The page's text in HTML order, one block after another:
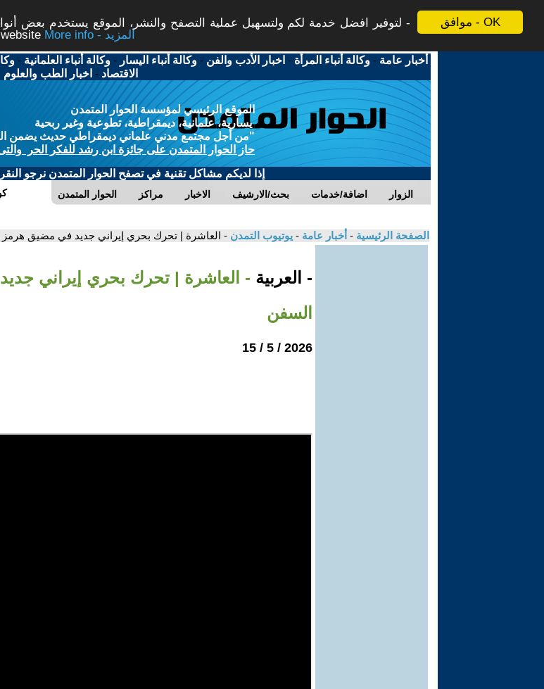
موافق - OK
لتوفير افضل خدمة لكم ولتسهيل عملية التصفح والنشر، الموقع يستخدم بعض
More info - المزيد
أخبار عامة -وكالة أنباء المرأة - اخبار الأدب والفن -وكالة أنباء اليسار -وكالة أنباء العلمانية -
الاقتصاد - اخبار الطب والعلوم
الموقع الرئيسي لمؤسسة الحوار المتمدن
يسارية، علمانية، ديمقراطية، تطوعية وغير ربحية
"من أجل مجتمع مدني علماني ديمقراطي حديث يضمن
حاز الحوار المتمدن على جائزة ابن رشد للفكر الحر والتى
إذا لديكم مشاكل تقنية في تصفح الحوار المتمدن نرجو
الحوار المتمدن مراكز الاخبار بحث/الارشيف اضافة/خدمات الزوار
الصفحة الرئيسية - أخبار عامة - يوتيوب التمدن - العاشرة | تحرك بحري إيراني جديد في مضيق هرمز
- العربية - العاشرة | تحرك بحري إيراني
السفن
2026 / 5 / 15